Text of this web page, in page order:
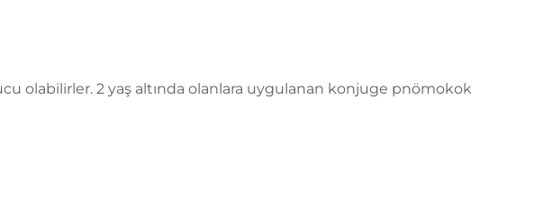
olabilirler. 2 yaş altında olanlara uygulanan konjuge pnömokok